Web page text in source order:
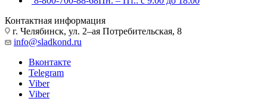
Контактная информация
г. Челябинск, ул. 2–ая Потребительская, 8
info@sladkond.ru
Вконтакте
Telegram
Viber
Viber